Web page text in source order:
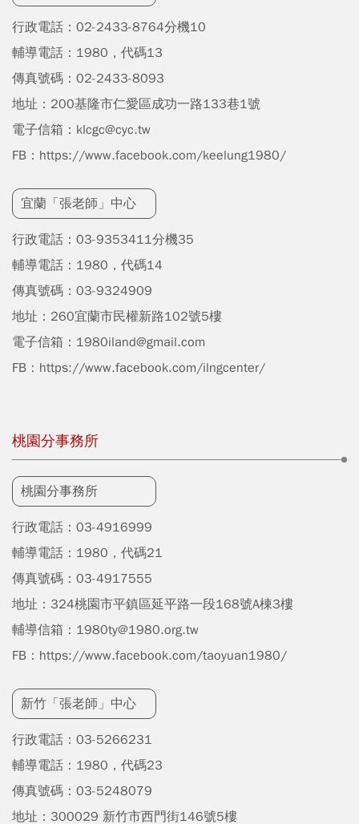
行政電話： 02-2433-8764分機10
輔導電話：1980，代碼13
傳真號碼：02-2433-8093
地址： 200基隆市仁愛區成功一路133巷1號
電子信箱： klcgc@cyc.tw
FB： https://www.facebook.com/keelung1980/
宜蘭「張老師」中心
行政電話： 03-9353411分機35
輔導電話：1980，代碼14
傳真號碼：03-9324909
地址： 260宜蘭市民權新路102號5樓
電子信箱： 1980iland@gmail.com
FB： https://www.facebook.com/ilngcenter/
桃園分事務所
桃園分事務所
行政電話：03-4916999
輔導電話：1980，代碼21
傳真號碼：03-4917555
地址：324桃園市平鎮區延平路一段168號A棟3樓
輔導信箱： 1980ty@1980.org.tw
FB： https://www.facebook.com/taoyuan1980/
新竹「張老師」中心
行政電話：03-5266231
輔導電話：1980，代碼23
傳真號碼：03-5248079
地址：300029 新竹市西門街146號5樓